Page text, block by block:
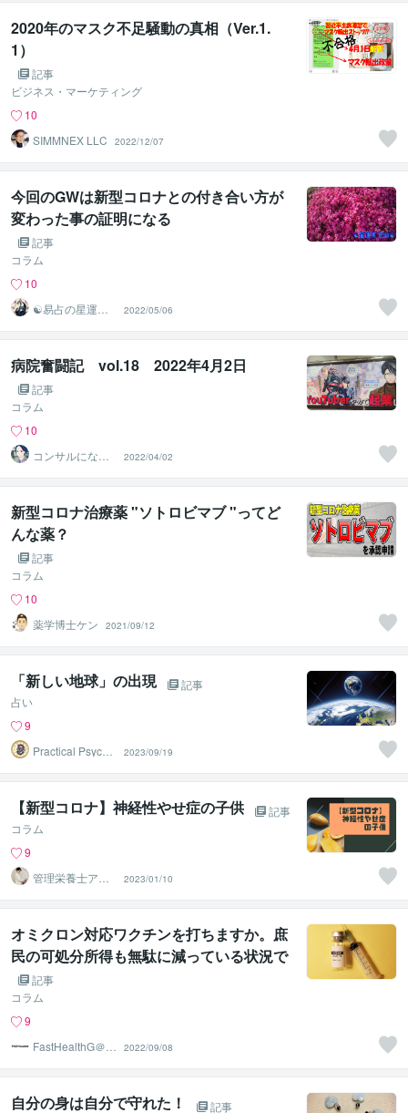
2020年のマスク不足騒動の真相（Ver.1.
1）
記事
ビジネス・マーケティング
10
SIMMNEX LLC
2022/12/07
今回のGWは新型コロナとの付き合い方が
変わった事の証明になる
記事
コラム
10
☯易占の星運河
2022/05/06
病院奮闘記 vol.18 2022年4月2日
記事
コラム
10
コンサルになり
たい医事カチョ
ー
2022/04/02
新型コロナ治療薬 "ソトロビマブ "ってど
んな薬？
記事
コラム
10
薬学博士ケン
2021/09/12
「新しい地球」の出現
記事
占い
9
Practical Psycho
2023/09/19
【新型コロナ】神経性やせ症の子供
記事
コラム
9
管理栄養士アオ
イ 村中一帆ママ
が楽する食
2023/01/10
オミクロン対応ワクチンを打ちますか。庶
民の可処分所得も無駄に減っている状況で
す 記事
コラム
9
FastHealthG＠食
2022/09/08
自分の身は自分で守れた！ 記事